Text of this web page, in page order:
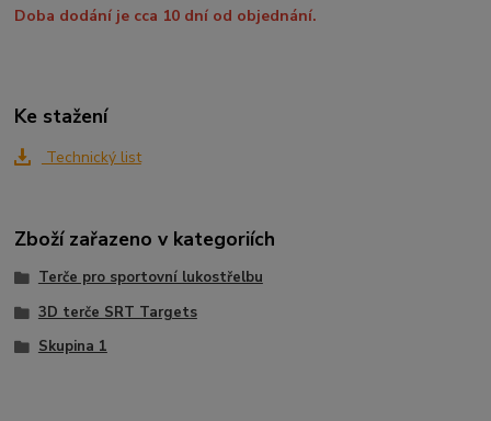
Doba dodání je cca 10 dní od objednání.
Ke stažení
Technický list
Zboží zařazeno v kategoriích
Terče pro sportovní lukostřelbu
3D terče SRT Targets
Skupina 1